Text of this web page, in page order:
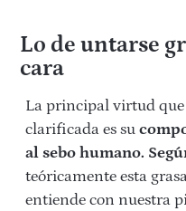
Lo de untarse
cara
La principal virtud que
clarificada es su
al sebo humano.
teóricamente esta
entiende con nuestra